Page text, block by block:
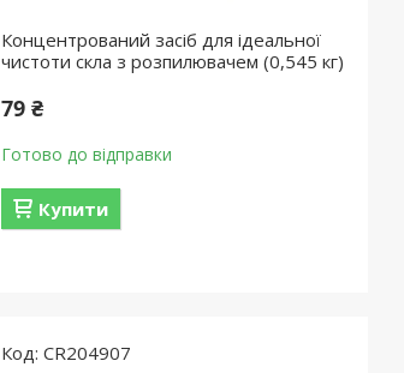
Концентрований засіб для ідеальної
чистоти скла з розпилювачем (0,545 кг)
79 ₴
Готово до відправки
Купити
CR204907